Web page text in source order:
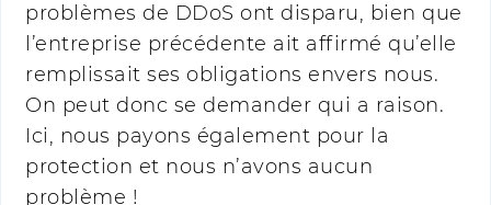
problèmes de DDoS ont disparu, bien que
l’entreprise précédente ait affirmé qu’elle
remplissait ses obligations envers nous.
On peut donc se demander qui a raison.
Ici, nous payons également pour la
protection et nous n’avons aucun
problème !